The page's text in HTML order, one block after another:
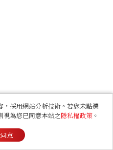
採用網站分析技術。若您未點選
視為您已同意本站之隱私權政策 。
意